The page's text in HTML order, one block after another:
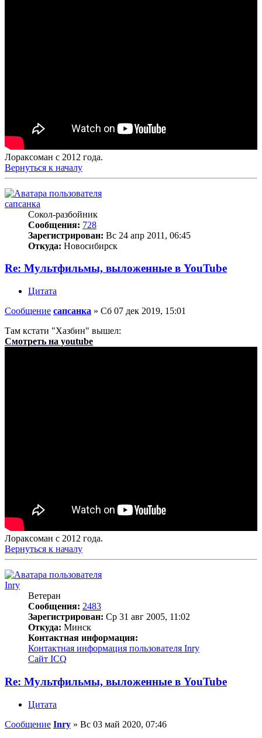
Лораксоман с 2012 года.
Вернуться к началу
сапсанка
Сокол-разбойник
Сообщения: 728
Зарегистрирован: Вс 24 апр 2011, 06:45
Откуда: Новосибирск
Re: Мультфильмы, выложенные в YouTube
Цитата
Сообщение сапсанка » Сб 07 дек 2019, 15:01
Там кстати "Хазбин" вышел:
Смотреть на youtube
Лораксоман с 2012 года.
Вернуться к началу
Inry
Ветеран
Сообщения: 2483
Зарегистрирован: Ср 31 авг 2005, 11:02
Откуда: Минск
Контактная информация:
Контактная информация пользователя Inry
Сайт ICQ
Re: Мультфильмы, выложенные в YouTube
Цитата
Сообщение Inry » Вс 03 май 2020, 07:46